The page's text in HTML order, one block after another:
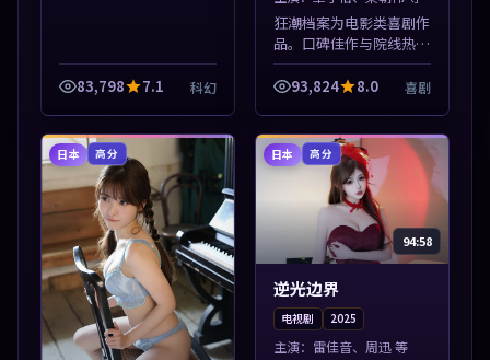
83,798 7.1 科幻
狂潮档案为电影类喜剧作
品。口碑佳作与院线热映
精选，高清免费在线资
源，多端适配随时观看。
得加入片单。
93,824 8.0 喜剧
日本 高分 日本 高分
94:58
逆光边界
电视剧 2025
主演： 雷佳音、周迅 等